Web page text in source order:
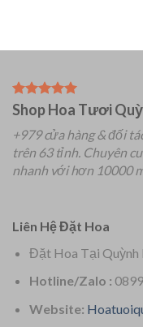
Shop Hoa Tươi
+979 cửa hàng & đối
trên 63 tỉnh. Chuyên
nhanh với hơn 10000
Liên Hệ Đặt Hoa
Đặt Hoa Tại Quỳnh
Hotline/Zalo :
Website: